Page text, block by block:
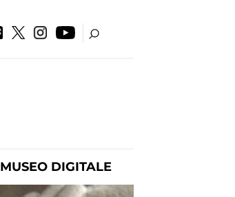
MUSEO DIGITALE